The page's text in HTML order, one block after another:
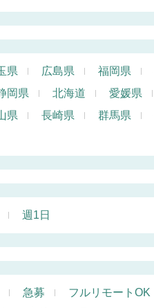
県 広島県 福岡県
岡県 北海道 愛媛県
県 長崎県 群馬県
週1日
急募 フルリモートOK